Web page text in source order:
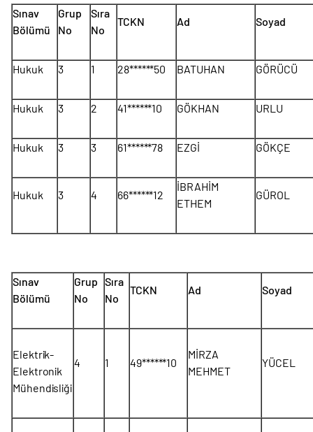
Sınav
Bölümü
Grup
No
Sıra
No
TCKN Ad Soyad
Hukuk 3 1 28******50 BATUHAN GÖRÜCÜ
Hukuk 3 2 41******10 GÖKHAN URLU
Hukuk 3 3 61******78 EZGİ GÖKÇE
Hukuk 3 4 66******12
İBRAHİM
ETHEM
GÜROL
Sınav
Bölümü
Grup
No
Sıra
No
TCKN Ad Soyad
Elektrik-
Elektronik
Mühendisliği
4 1 49******10
MİRZA
MEHMET
YÜCEL